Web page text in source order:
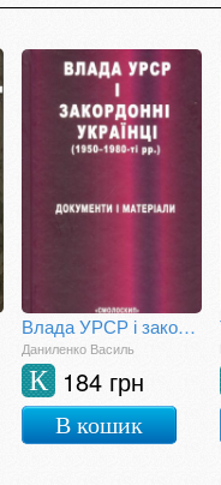
Влада УРСР і закордонні українці (1950-1980-ті рр.)
Даниленко Василь
184 грн
К
В кошик